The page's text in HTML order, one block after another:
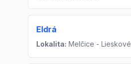
Eldrá
Lokalita: Melčice - Lieskové